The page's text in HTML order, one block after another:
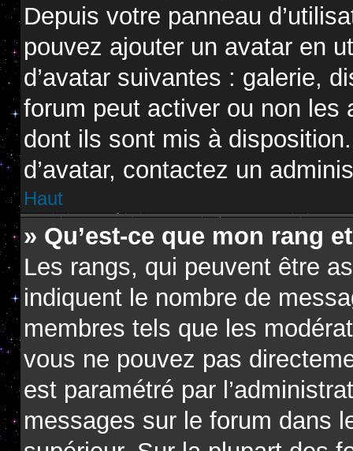
Depuis votre panneau
pouvez ajouter un avatar en
d’avatar suivantes : galerie,
forum peut activer ou non les
dont ils sont mis à
d’avatar, contactez un
Haut
» Qu’est-ce que mon rang
Les rangs, qui peuvent être
indiquent le nombre de
membres tels que les
vous ne pouvez pas
est paramétré par
messages sur le forum dans